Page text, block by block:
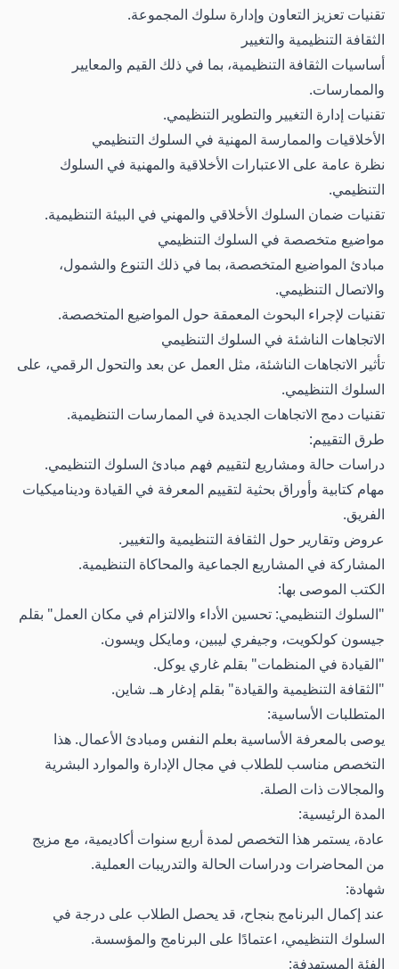
تقنيات تعزيز التعاون وإدارة سلوك المجموعة.
الثقافة التنظيمية والتغيير
أساسيات الثقافة التنظيمية، بما في ذلك القيم والمعايير
والممارسات.
تقنيات إدارة التغيير والتطوير التنظيمي.
الأخلاقيات والممارسة المهنية في السلوك التنظيمي
نظرة عامة على الاعتبارات الأخلاقية والمهنية في السلوك
التنظيمي.
تقنيات ضمان السلوك الأخلاقي والمهني في البيئة التنظيمية.
مواضيع متخصصة في السلوك التنظيمي
مبادئ المواضيع المتخصصة، بما في ذلك التنوع والشمول،
والاتصال التنظيمي.
تقنيات لإجراء البحوث المعمقة حول المواضيع المتخصصة.
الاتجاهات الناشئة في السلوك التنظيمي
تأثير الاتجاهات الناشئة، مثل العمل عن بعد والتحول الرقمي، على
السلوك التنظيمي.
تقنيات دمج الاتجاهات الجديدة في الممارسات التنظيمية.
طرق التقييم:
دراسات حالة ومشاريع لتقييم فهم مبادئ السلوك التنظيمي.
مهام كتابية وأوراق بحثية لتقييم المعرفة في القيادة وديناميكيات
الفريق.
عروض وتقارير حول الثقافة التنظيمية والتغيير.
المشاركة في المشاريع الجماعية والمحاكاة التنظيمية.
الكتب الموصى بها:
"السلوك التنظيمي: تحسين الأداء والالتزام في مكان العمل" بقلم
جيسون كولكويت، وجيفري ليبين، ومايكل ويسون.
"القيادة في المنظمات" بقلم غاري يوكل.
"الثقافة التنظيمية والقيادة" بقلم إدغار هـ. شاين.
المتطلبات الأساسية:
يوصى بالمعرفة الأساسية بعلم النفس ومبادئ الأعمال. هذا
التخصص مناسب للطلاب في مجال الإدارة والموارد البشرية
والمجالات ذات الصلة.
المدة الرئيسية:
عادة، يستمر هذا التخصص لمدة أربع سنوات أكاديمية، مع مزيج
من المحاضرات ودراسات الحالة والتدريبات العملية.
شهادة:
عند إكمال البرنامج بنجاح، قد يحصل الطلاب على درجة في
السلوك التنظيمي، اعتمادًا على البرنامج والمؤسسة.
الفئة المستهدفة: